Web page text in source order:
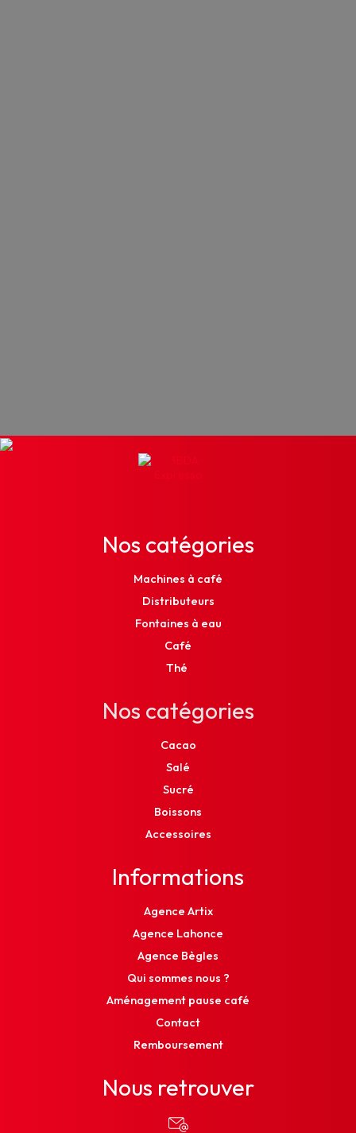
Nos catégories
Machines à café
Distributeurs
Fontaines à eau
Café
Thé
Nos catégories
Cacao
Salé
Sucré
Boissons
Accessoires
Informations
Agence Artix
Agence Lahonce
Agence Bègles
Qui sommes nous ?
Aménagement pause café
Contact
Remboursement
Nous retrouver